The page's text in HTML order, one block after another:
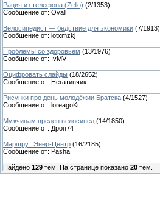
Рация из телефона (Zello) (2/1353)
Сообщение от: Ovall
Велосипедист — бедствие для экономики (7/1913)
Сообщение от: lotxmzkj
Проблемы со здоровьем (13/1976)
Сообщение от: IvMV
Оцифровать слайды (18/2652)
Сообщение от: Негативчик
Рисунки про день молодёжии Братска (4/1527)
Сообщение от: loreagoKt
Мужчинам вреден велосипед (14/1850)
Сообщение от: Дроп74
Маршрут Энер-Центр (16/2185)
Сообщение от: Pasha
Найдено 129 тем. На странице показано 20 тем.